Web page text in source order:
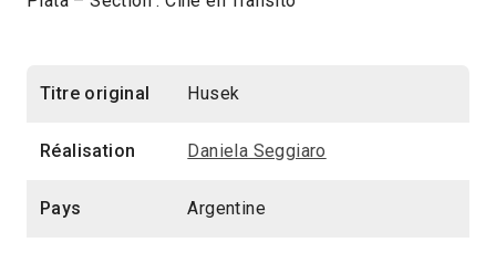
Titre original Husek
Réalisation Daniela Seggiaro
Pays Argentine